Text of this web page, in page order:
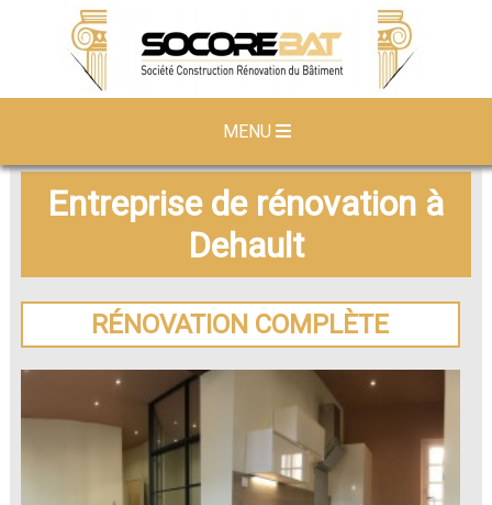
MENU
Entreprise de rénovation à
Dehault
RÉNOVATION COMPLÈTE